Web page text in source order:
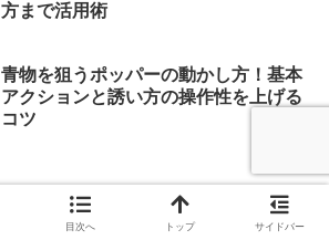
方まで活用術
青物を狙うポッパーの動かし方！基本
アクションと誘い方の操作性を上げる
コツ
スポンサーリンク
目次へ トップ サイドバー